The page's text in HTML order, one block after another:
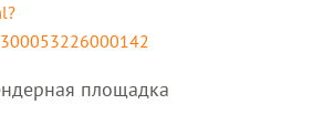
площадка